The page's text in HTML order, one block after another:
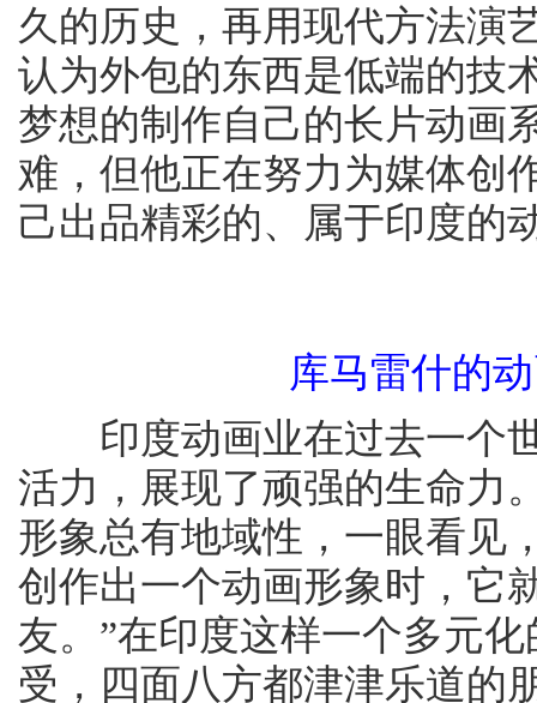
久的历史，再用现代方法演
认为外包的东西是低端的技
梦想的制作自己的长片动画
难，但他正在努力为媒体创
己出品精彩的、属于印度的
库马雷什的
印度动画业在过去一个世
活力，展现了顽强的生命力
形象总有地域性，一眼看见
创作出一个动画形象时，它
友。”在印度这样一个多元
受，四面八方都津津乐道的